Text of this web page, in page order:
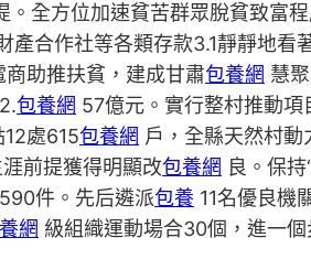
。全方位加速貧苦群眾脫貧致富
合作社等各類存款3.1靜靜地
助推扶貧，建成甘肅包養網 慧
包養網 57億元。實行整村推動項
處615包養網 戶，全縣天然村
前提獲得明顯改包養網 良。保
件。先后遴派包養 11名優良機
網 級組織運動場合30個，進一個